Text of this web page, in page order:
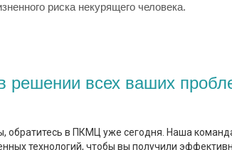
риска некурящего человека.
всех ваших
обратитесь в ПКМЦ уже сегодня. Наша
технологий, чтобы вы получили